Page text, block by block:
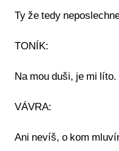
Ty že tedy
TONÍK:
Na mou duši, je mi líto.
VÁVRA:
Ani nevíš, o kom